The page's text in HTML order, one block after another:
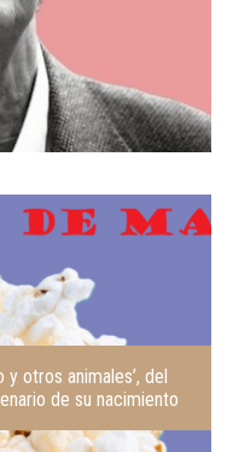
y otros animales’, del
de su nacimiento